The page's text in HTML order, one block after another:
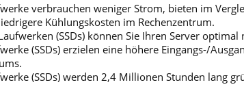
verbrauchen weniger Strom, bieten im
Kühlungskosten im Rechenzentrum.
(SSDs) können Sie Ihren Server
(SSDs) erzielen eine höhere Eingangs-/
(SSDs) werden 2,4 Millionen Stunden lang